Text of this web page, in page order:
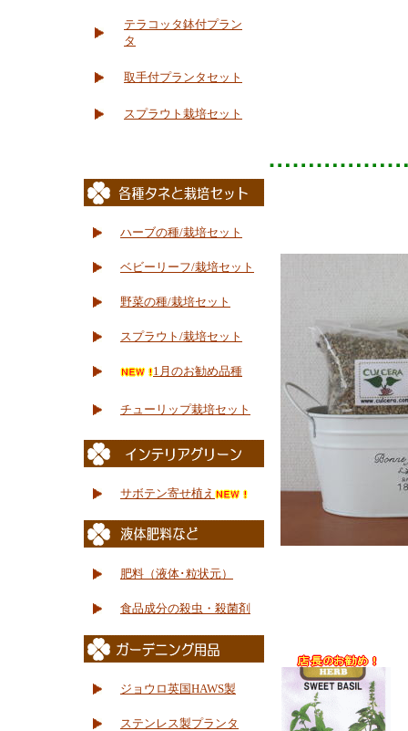
テラコッタ鉢付プラン
タ
取手付プランタセット
スプラウト栽培セット
ハーブの種/栽培セット
ベビーリーフ/栽培セット
野菜の種/栽培セット
スプラウト/栽培セット
1月のお勧め品種
チューリップ栽培セット
サボテン寄せ植え
肥料（液体･粒状元）
食品成分の殺虫・殺菌剤
ジョウロ英国HAWS製
ステンレス製プランタ